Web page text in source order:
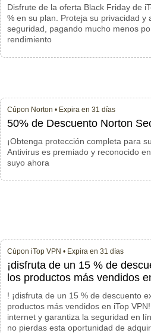
Disfrute de la oferta Black Friday de
% en su plan. Proteja su privacidad y
seguridad, pagando mucho menos
rendimiento
Cúpon Norton • Expira en 31 días
50% de Descuento Norton
¡Obtenga protección completa para
Antivirus es premiado y reconocido
suyo ahora
Cúpon iTop VPN • Expira en 31 días
¡disfruta de un 15 % de
los productos más vendidos
! ¡disfruta de un 15 % de descuento
productos más vendidos en iTop
internet y garantiza la seguridad en
no pierdas esta oportunidad de